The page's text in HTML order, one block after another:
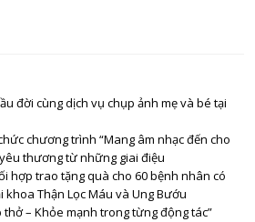
đời cùng dịch vụ chụp ảnh mẹ và bé tại
chương trình “Mang âm nhạc đến cho
thương từ những giai điệu
hợp trao tặng quà cho 60 bệnh nhân có
Thận Lọc Máu và Ung Bướu
– Khỏe mạnh trong từng động tác”